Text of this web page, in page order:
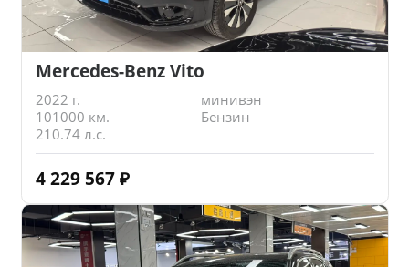
Mercedes-Benz Vito
2022 г.
минивэн
101000 км.
Бензин
210.74 л.с.
4 229 567 ₽